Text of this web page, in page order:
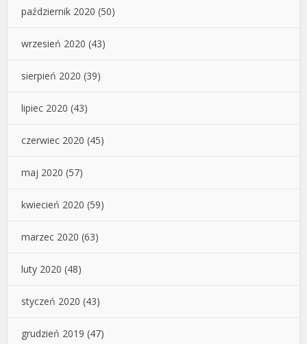
październik 2020 (50)
wrzesień 2020 (43)
sierpień 2020 (39)
lipiec 2020 (43)
czerwiec 2020 (45)
maj 2020 (57)
kwiecień 2020 (59)
marzec 2020 (63)
luty 2020 (48)
styczeń 2020 (43)
grudzień 2019 (47)